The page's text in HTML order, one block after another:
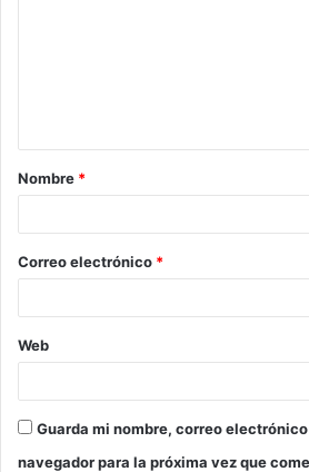
a
r
*
Nombre *
Correo electrónico *
Web
Guarda mi nombre, correo
navegador para la próxima vez que